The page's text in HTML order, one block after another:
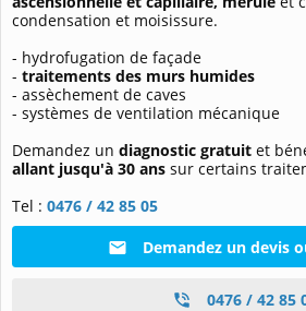
condensation et moisissure.
- hydrofugation de façade
- traitements des murs humides
- assèchement de caves
- systèmes de ventilation mécanique
Demandez un diagnostic gratuit et
allant jusqu'à 30 ans sur certains
Tel : 0476 / 42 85 05
Demandez un devis
0476 / 42 85